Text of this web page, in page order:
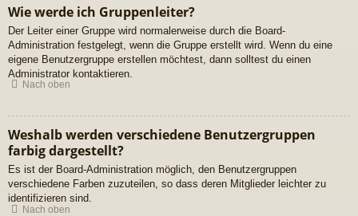
Wie werde ich Gruppenleiter?
Der Leiter einer Gruppe wird normalerweise durch die Board-
Administration festgelegt, wenn die Gruppe erstellt wird. Wenn du eine
eigene Benutzergruppe erstellen möchtest, dann solltest du einen
Administrator kontaktieren.
Nach oben
Weshalb werden verschiedene Benutzergruppen
farbig dargestellt?
Es ist der Board-Administration möglich, den Benutzergruppen
verschiedene Farben zuzuteilen, so dass deren Mitglieder leichter zu
identifizieren sind.
Nach oben